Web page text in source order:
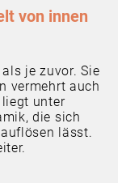
von innen
je zuvor. Sie
vermehrt auch
unter
die sich
lässt.